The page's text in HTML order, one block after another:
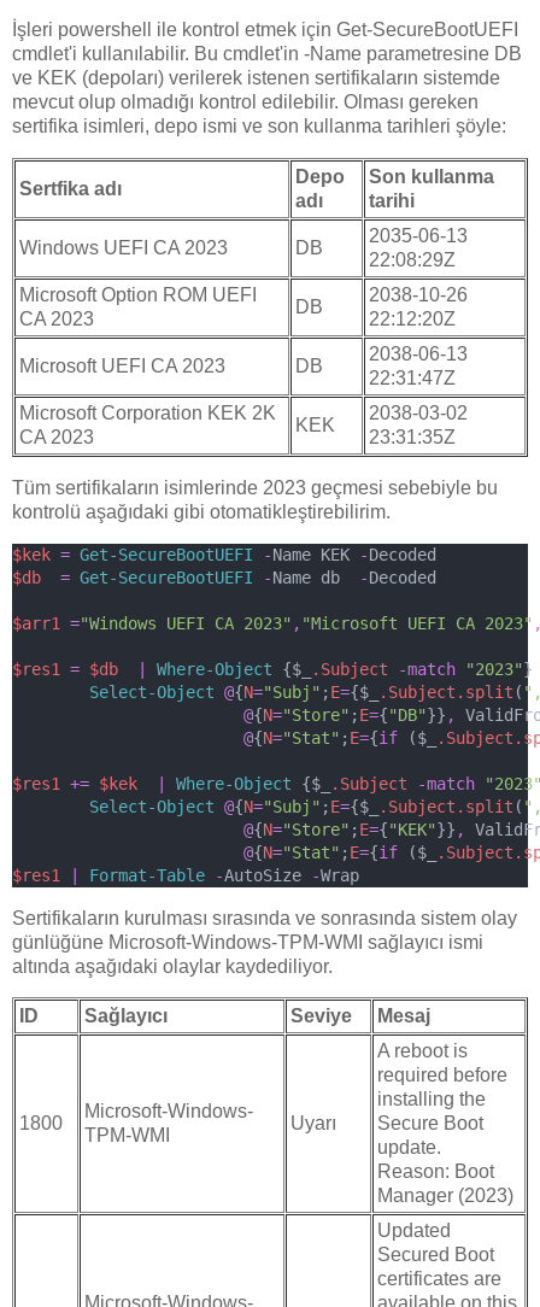
İşleri powershell ile kontrol etmek için Get-SecureBootUEFI
cmdlet'i kullanılabilir. Bu cmdlet'in -Name parametresine DB
ve KEK (depoları) verilerek istenen sertifikaların sistemde
mevcut olup olmadığı kontrol edilebilir. Olması gereken
sertifika isimleri, depo ismi ve son kullanma tarihleri şöyle:
Sertfika adı
Depo
adı
Son kullanma
tarihi
Windows UEFI CA 2023 DB
2035-06-13
22:08:29Z
Microsoft Option ROM UEFI
CA 2023
DB
2038-10-26
22:12:20Z
Microsoft UEFI CA 2023 DB
2038-06-13
22:31:47Z
Microsoft Corporation KEK 2K
CA 2023
KEK
2038-03-02
23:31:35Z
Tüm sertifikaların isimlerinde 2023 geçmesi sebebiyle bu
kontrolü aşağıdaki gibi otomatikleştirebilirim.
$kek = Get-SecureBootUEFI -Name KEK -Decoded
$db
= Get-SecureBootUEFI -Name db -Decoded
$arr1 ="Windows UEFI CA 2023" , "Microsoft UEFI CA 2023"
$res1 = $db Where-Object {$_ .Subject -match "2023"
Select-Object @{N="Subj" ; E={$_ .Subject.split (
@{N="Store" ; E={"DB"}} ,
@{N="Stat" ; E={if ($_
$res1 += $kek Where-Object {$_ .Subject -match
Select-Object @{N="Subj" ; E={$_ .Subject.split (
@{N="Store" ; E={"KEK"}} ,
@{N="Stat" ; E={if ($_
$res1
Format-Table -AutoSize -Wrap
Sertifikaların kurulması sırasında ve sonrasında sistem olay
günlüğüne Microsoft-Windows-TPM-WMI sağlayıcı ismi
altında aşağıdaki olaylar kaydediliyor.
ID Sağlayıcı Seviye Mesaj
1800
Microsoft-Windows-
TPM-WMI
Uyarı
A reboot is
required before
installing the
Secure Boot
update.
Reason: Boot
Manager (2023)
Updated
Secured Boot
certificates are